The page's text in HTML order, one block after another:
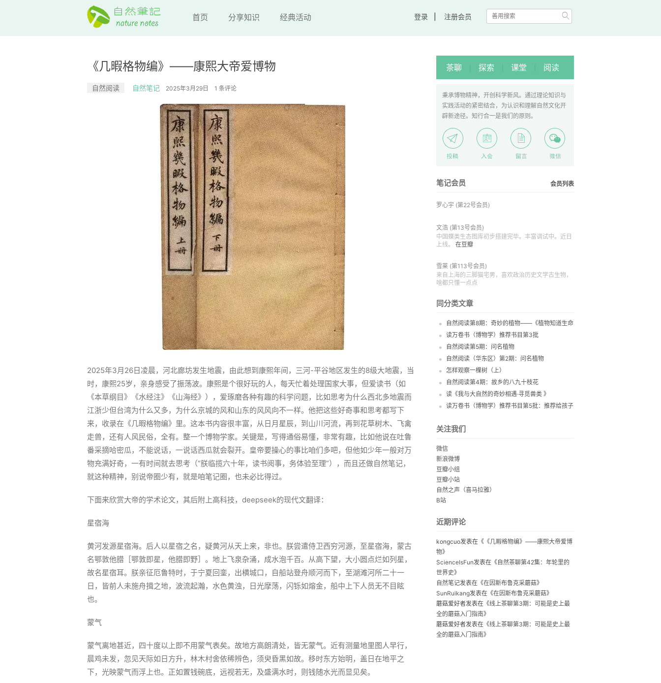
首页 分享知识 经典活动 登录 注册会员 
《几暇格物编》——康熙大帝爱博物
自然阅读 自然笔记 2025年3月29日 1 条评论
2025年3月26日凌晨，河北廊坊发生地震，由此想到康熙年间，三河-平谷地区发生的8级大地震，当
时，康熙25岁，亲身感受了振荡波。康熙是个很好玩的人，每天忙着处理国家大事，但爱读书（如
《本草纲目》《水经注》《山海经》），爱琢磨各种有趣的科学问题，比如思考为什么西北多地震而
江浙少但台湾为什么又多，为什么京城的风和山东的风风向不一样。他把这些好奇事和思考都写下
来，收录在《几暇格物编》里。这本书内容很丰富，从日月星辰，到山川河流，再到花草树木、飞禽
走兽，还有人风民俗，全有。整一个博物学家。关键是，写得通俗易懂，非常有趣，比如他说在吐鲁
番采摘哈密瓜，不能说话，一说话西瓜就会裂开。皇帝要操心的事比咱们多吧，但他如少年一般对万
物充满好奇，一有时间就去思考（“朕临揽六十年，读书阅事，务体验至理”），而且还做自然笔记，
就这种精神，别说帝圈少有，就是咱笔记圈，也未必比得过。
下面来欣赏大帝的学术论文，其后附上高科技，deepseek的现代文翻译：
星宿海
黄河发源星宿海。后人以星宿之名，疑黄河从天上来，非也。朕尝遣侍卫西穷河源，至星宿海，蒙古
名鄂敦他腊［鄂敦即星，他腊即野］。地上飞泉杂涌，成水泡千百。从高下望，大小圆点烂如列星，
故名星宿耳。朕亲征厄鲁特时，于宁夏回銮，出横城口，自船站登舟顺河而下，至湖滩河所二十一
日，皆前人未施舟揖之地，波流起瀚，水色黄浊，日光摩荡，闪铄如熔金，船中上下人员无不目眩
也。
蒙气
蒙气离地甚近，四十度以上即不用蒙气表矣。故地方高朗清处，皆无蒙气。近有测量地里图人早行，
晨鸡未发，忽见天际如日方升，林木村舍依稀辨色，须臾昏黑如故。移时东方始明，盖日在地平之
下，光映蒙气而浮上也。正如置钱碗底，远视若无，及盛满水时，则钱随水光而显见矣。
茶聊 探索 课堂 阅读
秉承博物精神，开创科学新风。通过理论知识与
实践活动的紧密结合，为认识和理解自然文化开
辟新途径。知行合一是我们的原则。
笔记会员 会员列表
罗心宇 (第22号会员)
文浩 (第13号会员)
中国蝶类生态图库初步搭建完毕。丰富调试中。近日
上线。 在豆瓣
雪莱 (第113号会员)
来自上海的三脚猫宅男，喜欢政治历史文学古生物，
啥都只懂一点点
同分类文章
自然阅读第8期：奇妙的植物——《植物知道生命
的答案》
读万卷书（博物学）推荐书目第3批
自然阅读第5期：问名植物
自然阅读（华东区）第2期：问名植物
怎样观察一棵树（上）
自然阅读第4期：故乡的八九十枝花
读《我与大自然的奇妙相遇·寻觅兽类 》
读万卷书（博物学）推荐书目第5批：推荐给孩子
关注我们
微信
新浪微博
豆瓣小组
豆瓣小站
自然之声（喜马拉雅）
B站
近期评论
kongcuo发表在《 《几暇格物编》——康熙大帝爱博
物》
ScienceIsFun发表在《 自然茶聊第42集：年轮里的
世界史》
自然笔记发表在《在因斯布鲁克采蘑菇》
SunRuikang发表在《在因斯布鲁克采蘑菇》
蘑菇爱好者发表在《线上茶聊第3期：可能是史上最
全的蘑菇入门指南》
蘑菇爱好者发表在《线上茶聊第3期：可能是史上最
全的蘑菇入门指南》